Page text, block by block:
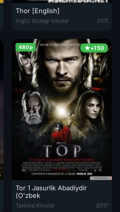
Thor [English]
Ingliz tilidagi kinolar 2011
+150
480p
Tor 1 Jasurlik Abadiydir
(O'zbek
Tor 1 Jasurlik Abadiydir (O'zbek
Tarjima Kinolar 2017